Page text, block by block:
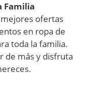
Familia
mejores ofertas
en ropa de
toda la familia.
de más y disfruta